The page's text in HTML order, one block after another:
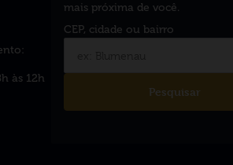
às 12h
mais próxima de você.
Pesquisar